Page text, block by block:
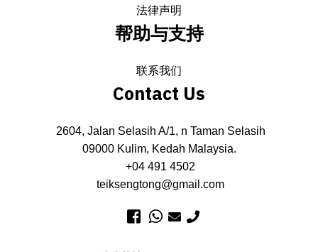
法律声明
帮助与支持
联系我们
Contact Us
2604, Jalan Selasih A/1, n Taman Selasih
09000 Kulim, Kedah Malaysia.
+04 491 4502
teiksengtong@gmail.com